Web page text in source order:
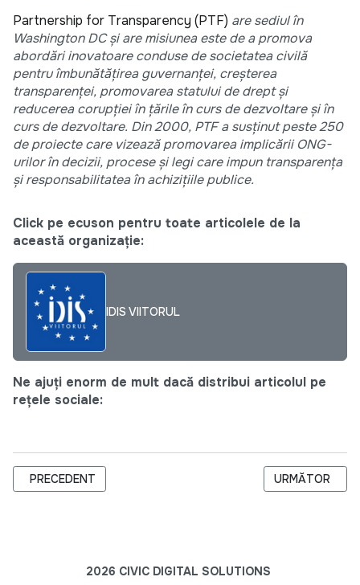
Partnership for Transparency (PTF) are sediul în
Washington DC și are misiunea este de a promova
abordări inovatoare conduse de societatea civilă
pentru îmbunătățirea guvernanței, creșterea
transparenței, promovarea statului de drept și
reducerea corupției în țările în curs de dezvoltare și în
curs de dezvoltare. Din 2000, PTF a susținut peste 250
de proiecte care vizează promovarea implicării ONG-
urilor în decizii, procese și legi care impun transparența
și responsabilitatea în achizițiile publice.
Click pe ecuson pentru toate articolele de la
această organizație:
IDIS VIITORUL
Ne ajuți enorm de mult dacă distribui articolul pe
rețele sociale:
ARTICOL PRECEDENT: 15 ANTREPRENOARE LOCALE AU
PRECEDENT ARTICOLUL
URMĂTOR
2026 CIVIC DIGITAL SOLUTIONS